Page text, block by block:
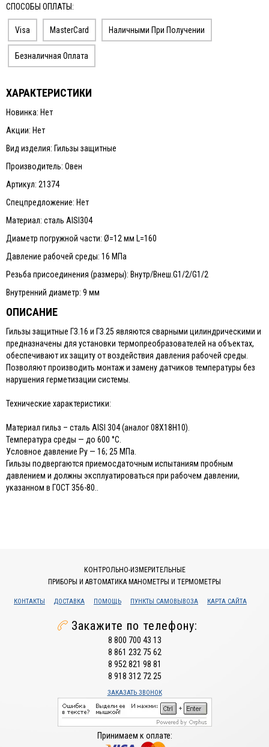
СПОСОБЫ ОПЛАТЫ:
Visa MasterCard Наличными При Получении
Безналичная Оплата
ХАРАКТЕРИСТИКИ
Новинка: Нет
Акции: Нет
Вид изделия: Гильзы защитные
Производитель: Овен
Артикул: 21374
Спецпредложение: Нет
Материал: сталь AISI304
Диаметр погружной части: Ø=12 мм L=160
Давление рабочей среды: 16 МПа
Резьба присоединения (размеры): Внутр/Внеш.G1/2/G1/2
Внутренний диаметр: 9 мм
ОПИСАНИЕ
Гильзы защитные ГЗ.16 и ГЗ.25 являются сварными цилиндрическими и
предназначены для установки термопреобразователей на объектах,
обеспечивают их защиту от воздействия давления рабочей среды.
Позволяют производить монтаж и замену датчиков температуры без
нарушения герметизации системы.
Технические характеристики:
Материал гильз – сталь AISI 304 (аналог 08Х18Н10).
Температура среды — до 600 °С.
Условное давление Pу — 16; 25 МПа.
Гильзы подвергаются приемосдаточным испытаниям пробным
давлением и должны эксплуатироваться при рабочем давлении,
указанном в ГОСТ 356-80..
КОНТРОЛЬНО-ИЗМЕРИТЕЛЬНЫЕ
ПРИБОРЫ И АВТОМАТИКА МАНОМЕТРЫ И ТЕРМОМЕТРЫ
КОНТАКТЫ ДОСТАВКА ПОМОЩЬ ПУНКТЫ САМОВЫВОЗА КАРТА САЙТА
Закажите по телефону:
8 800 700 43 13
8 861 232 75 62
8 952 821 98 81
8 918 312 72 25
ЗАКАЗАТЬ ЗВОНОК
Принимаем к оплате: